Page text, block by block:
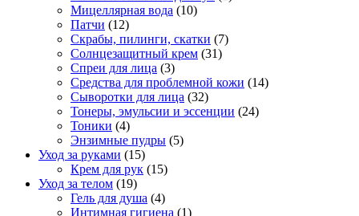
Мицеллярная вода (10)
Патчи (12)
Скрабы, пилинги, скатки (7)
Солнцезащитный крем (31)
Спреи для лица (3)
Средства для проблемной кожи (14)
Сыворотки для лица (32)
Тонеры, эмульсии и эссенции (24)
Тоники (4)
Энзимные пудры (5)
Уход за руками (15)
Крем для рук (15)
Уход за телом (19)
Гель для душа (4)
Интимная гигиена (1)